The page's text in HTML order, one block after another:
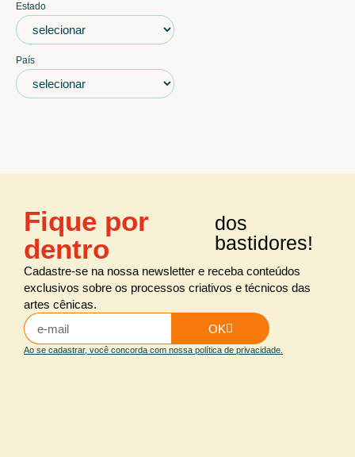
Estado
País
dos
bastidores!
Fique por
dentro
Cadastre-se na nossa newsletter e receba conteúdos
exclusivos sobre os processos criativos e técnicos das
artes cênicas.
OK
Ao se cadastrar, você concorda com nossa política de privacidade.